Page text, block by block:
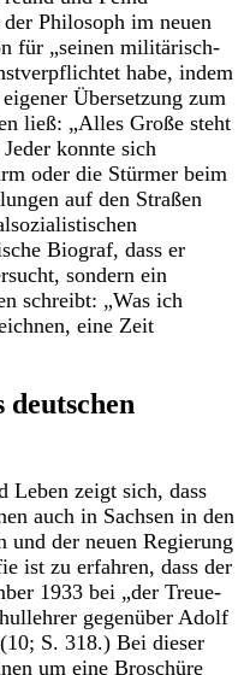
Philosoph im neuen
für „seinen militärisch-
habe, indem
Übersetzung zum
ließ: „Alles Große steht
konnte sich
oder die Stürmer beim
auf den Straßen
Biograf, dass er
sondern ein
schreibt: „Was ich
eine Zeit
deutschen
Leben zeigt sich, dass
auch in Sachsen in den
der neuen Regierung
ist zu erfahren, dass der
1933 bei „der Treue-
gegenüber Adolf
S. 318.) Bei dieser
um eine Broschüre